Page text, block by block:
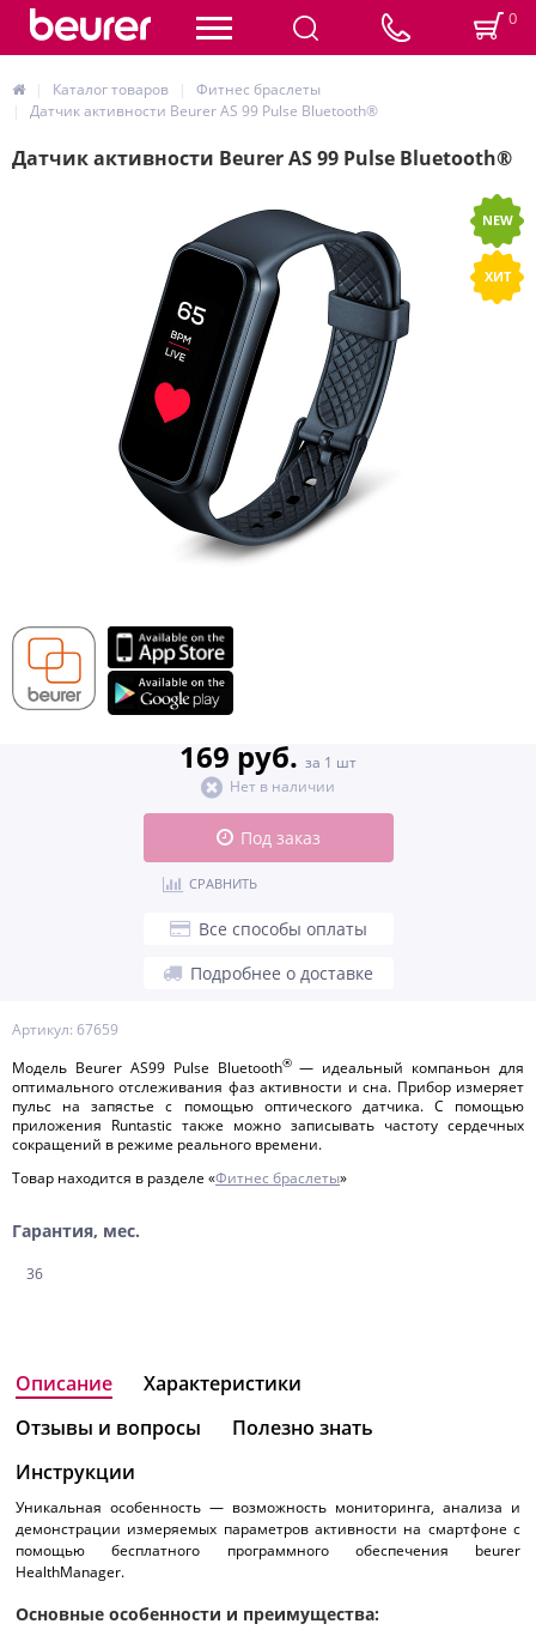
0
Каталог товаров
Фитнес браслеты
Датчик активности Beurer AS 99 Pulse Bluetooth®
Датчик активности Beurer AS 99 Pulse Bluetooth®
NEW
ХИТ
Артикул: 67659
Модель Beurer AS99 Pulse Bluetooth®— идеальный компаньон для
оптимального отслеживания фаз активности и сна. Прибор измеряет
пульс на запястье с помощью оптического датчика. С помощью
приложения Runtastic также можно записывать частоту сердечных
сокращений в режиме реального времени.
Товар находится в разделе «Фитнес браслеты»
Гарантия, мес.
36
169 руб. за 1 шт
Нет в наличии
Под заказ
СРАВНИТЬ
Все способы оплаты
Подробнее о доставке
Описание
Характеристики
Отзывы и вопросы
Полезно знать
Инструкции
Уникальная особенность — возможность мониторинга, анализа и
демонстрации измеряемых параметров активности на смартфоне с
помощью бесплатного программного обеспечения beurer
HealthManager.
Основные особенности и преимущества: